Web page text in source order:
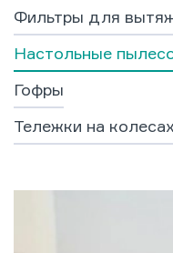
Фильтры для
Настольные
Гофры
Тележки на